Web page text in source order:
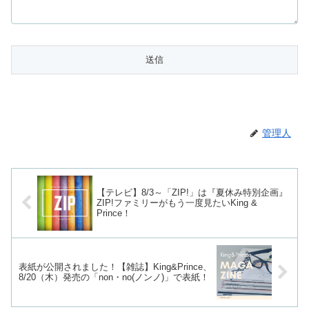
管理人
【テレビ】8/3～「ZIP!」は『夏休み特別企画』
ZIP!ファミリーがもう一度見たいKing &
Prince！
表紙が公開されました！【雑誌】King&Prince、
8/20（木）発売の「non・no(ノンノ)」で表紙！